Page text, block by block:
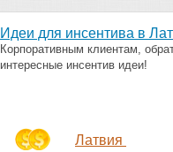
Идеи для инсентива в
Корпоративным клиентам,
интересные инсентив идеи!
Латвия